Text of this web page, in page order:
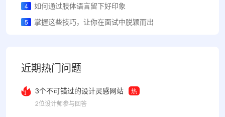
4 如何通过肢体语言留下好印象
5 掌握这些技巧，让你在面试中脱颖而出
近期热门问题
1 3个不可错过的设计灵感网站
热
2位设计师参与回答